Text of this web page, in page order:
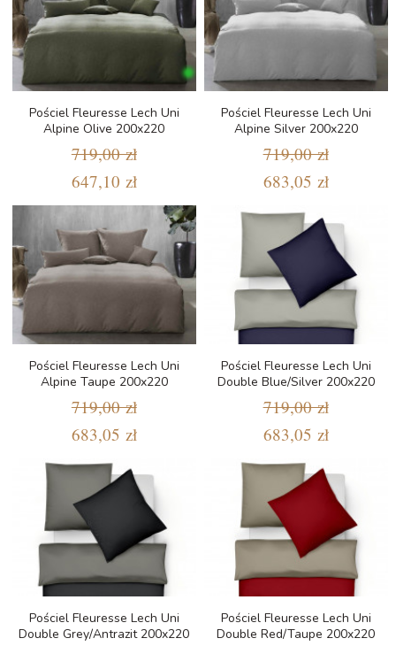
Pościel Fleuresse Lech Uni
Alpine Olive 200x220
719,00 zł
647,10 zł
Pościel Fleuresse Lech Uni
Alpine Silver 200x220
719,00 zł
683,05 zł
Pościel Fleuresse Lech Uni
Alpine Taupe 200x220
719,00 zł
683,05 zł
Pościel Fleuresse Lech Uni
Double Blue/Silver 200x220
719,00 zł
683,05 zł
Pościel Fleuresse Lech Uni
Double Grey/Antrazit 200x220
Pościel Fleuresse Lech Uni
Double Red/Taupe 200x220